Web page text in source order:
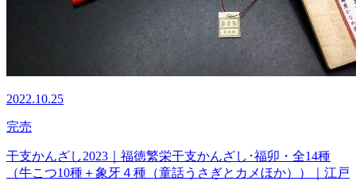
2022.10.25
完売
干支かんざし2023｜福徳繁栄干支かんざし･福卯・全14種
（牛こつ10種＋象牙４種（童話うさぎとカメほか））｜江戸